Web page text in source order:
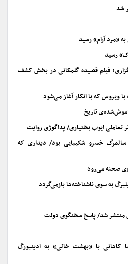
شد
به «مرد آرام» رسید
رسید
فیلم قصیده گلمکانی در بخش کشف
ویروس که با انکار آغاز می‌شود
تاریخ
تعاملی ایوب بختیاری/ پداگوژی روایت
تیری که سالمرگ خسرو شکیبایی بود/ دیداری که
صحنه می‌رود
به سوی ناشناخته‌ها بازمی‌گردد
منتشر شد/ پاسخ سخنگوی دولت
کاهانی با «بهشت خالی» به ادینبورگ